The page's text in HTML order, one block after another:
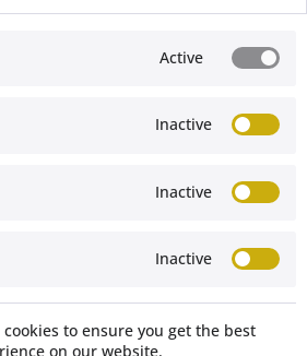
vor Kontaktkorrosion
Active
Inactive
Inactive
Inactive
to ensure you get the best
on our website.